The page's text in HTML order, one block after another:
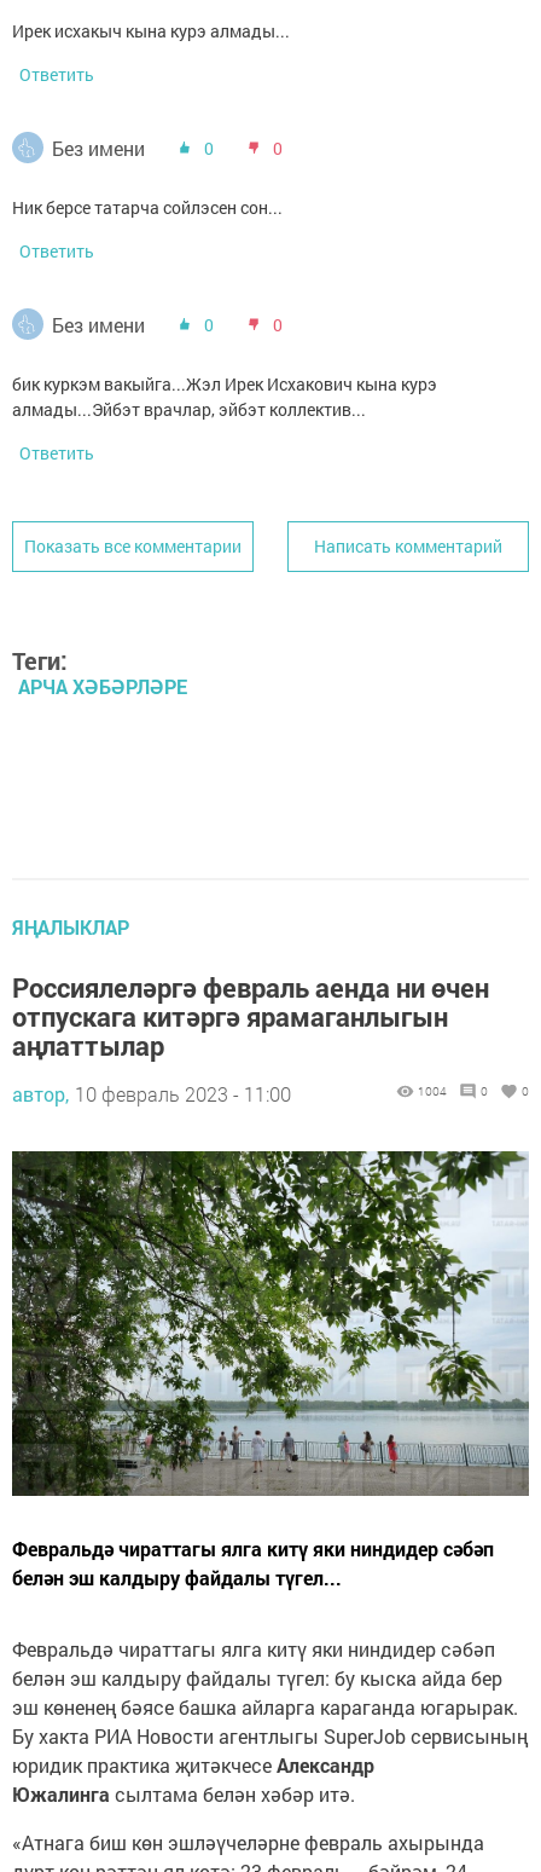
Ирек исхакыч кына курэ алмады...
Ответить
Без имени 0 0
Ник берсе татарча сойлэсен сон...
Ответить
Без имени 0 0
бик куркэм вакыйга...Жэл Ирек Исхакович кына курэ
алмады...Эйбэт врачлар, эйбэт коллектив...
Ответить
Показать все комментарии Написать комментарий
Теги:
АРЧА ХӘБӘРЛӘРЕ
ЯҢАЛЫКЛАР
Россиялеләргә февраль аенда ни өчен
отпускага китәргә ярамаганлыгын
аңлаттылар
автор, 10 февраль 2023 - 11:00 1004 0 0
Февральдә чираттагы ялга китү яки ниндидер сәбәп
белән эш калдыру файдалы түгел...
Февральдә чираттагы ялга китү яки ниндидер сәбәп
белән эш калдыру файдалы түгел: бу кыска айда бер
эш көненең бәясе башка айларга караганда югарырак.
Бу хакта РИА Новости агентлыгы SuperJob сервисының
юридик практика җитәкчесеАлександр
Южалинга сылтама белән хәбәр итә.
«Атнага биш көн эшләүчеләрне февраль ахырында